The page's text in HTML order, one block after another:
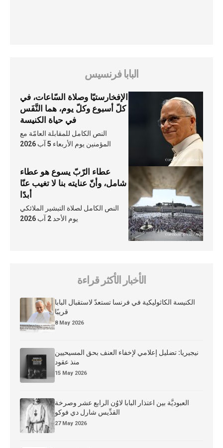
البابا فرنسيس
الإفخارستيّا وصلاة السّاعات، في
كلّ أسبوع وكلّ يوم، هما النَّفَس
في حياة الكنيسة
النص الكامل للمقابلة العامّة مع
المؤمنين يوم الأربعاء 5 آب 2026
عطاء الرّبّ يسوع هو عطاء
شامل، وأنّ عنايته بنا لا تغيب عنّا
أبدًا
النص الكامل لصلاة التبشير الملائكي
يوم الأحد 2 آب 2026
الأخبار الأكثر قراءة
الكنيسة الكاثوليكية في فرنسا تستعدّ لاستقبال البابا
قريبًا
8 May 2026
نيجيريا: تضليل إعلامي لإخفاء العنف بحق المسيحيين
منذ عقود
15 May 2026
العبوديَّة بين اعتذار البابا لاوُن الرابع عشر وصرخة
القدِّيس شارل دي فوكو
27 May 2026